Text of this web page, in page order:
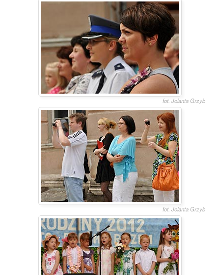
fot. Jolanta Grzyb
fot. Jolanta Grzyb